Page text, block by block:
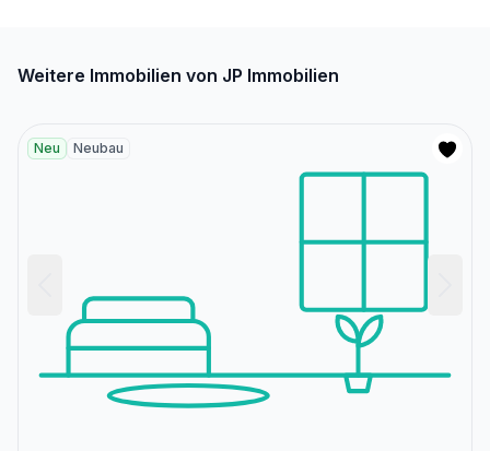
Weitere Immobilien von JP Immobilien
Neu Neubau